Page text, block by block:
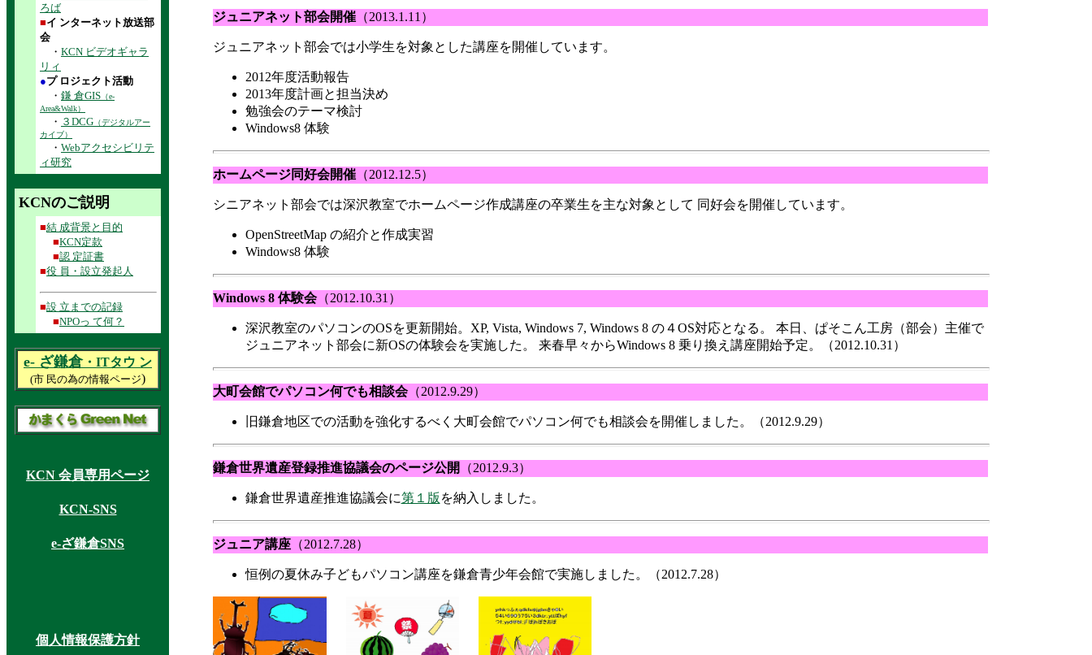
ろば
■イ ンターネット放送部
会
・ KCN ビデオギャラ
リィ
●プ ロジェクト活動
・ 鎌 倉GIS （e-
Area&Walk）
・ ３DCG （デジタルアー
カイブ）
・ Webアクセシビリテ
ィ研究
KCNのご説明
■結 成背景と目的
■KCN定款
■認 定証書
■役 員・設立発起人
■設 立までの記録
■NPOっ て何？
e- ざ鎌倉・ITタウ ン
(市 民の為の情報ページ)
KCN 会員専用ページ
KCN-SNS
e-ざ鎌倉SNS
個人情報保護方針
ジュニアネット部会開催（2013.1.11）
ジュニアネット部会では小学生を対象とした講座を開催しています。
2012年度活動報告
2013年度計画と担当決め
勉強会のテーマ検討
Windows8 体験
ホームページ同好会開催（2012.12.5）
シニアネット部会では深沢教室でホームページ作成講座の卒業生を主な対象として 同好会を開催しています。
OpenStreetMap の紹介と作成実習
Windows8 体験
Windows 8 体験会（2012.10.31）
深沢教室のパソコンのOSを更新開始。XP, Vista, Windows 7, Windows 8 の４OS対応となる。 本日、ぱそこん工房（部会）主催で
ジュニアネット部会に新OSの体験会を実施した。 来春早々からWindows 8 乗り換え講座開始予定。（2012.10.31）
大町会館でパソコン何でも相談会（2012.9.29）
旧鎌倉地区での活動を強化するべく大町会館でパソコン何でも相談会を開催しました。（2012.9.29）
鎌倉世界遺産登録推進協議会のページ公開 （2012.9.3）
鎌倉世界遺産推進協議会に第１版 を納入しました。
ジュニア講座（2012.7.28）
恒例の夏休み子どもパソコン講座を鎌倉青少年会館で実施しました。（2012.7.28）